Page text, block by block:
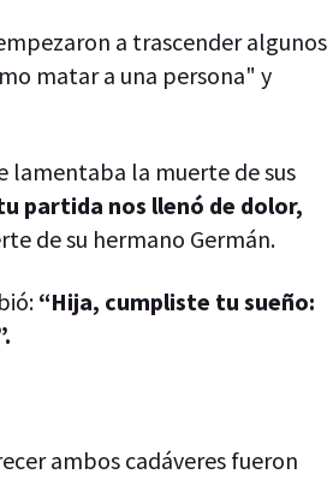
a trascender algunos
matar a una persona" y
lamentaba la muerte de sus
partida nos llenó de dolor,
de su hermano Germán.
“Hija, cumpliste tu sueño:
ambos cadáveres fueron